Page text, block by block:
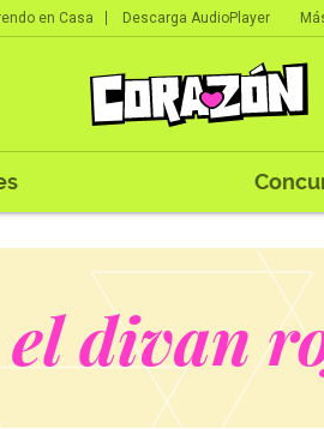
en Casa Descarga AudioPlayer
el divan